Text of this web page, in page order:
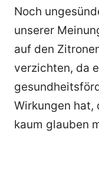
Noch
unserer
auf den
verzichten, da
Wirkungen hat,
kaum glauben